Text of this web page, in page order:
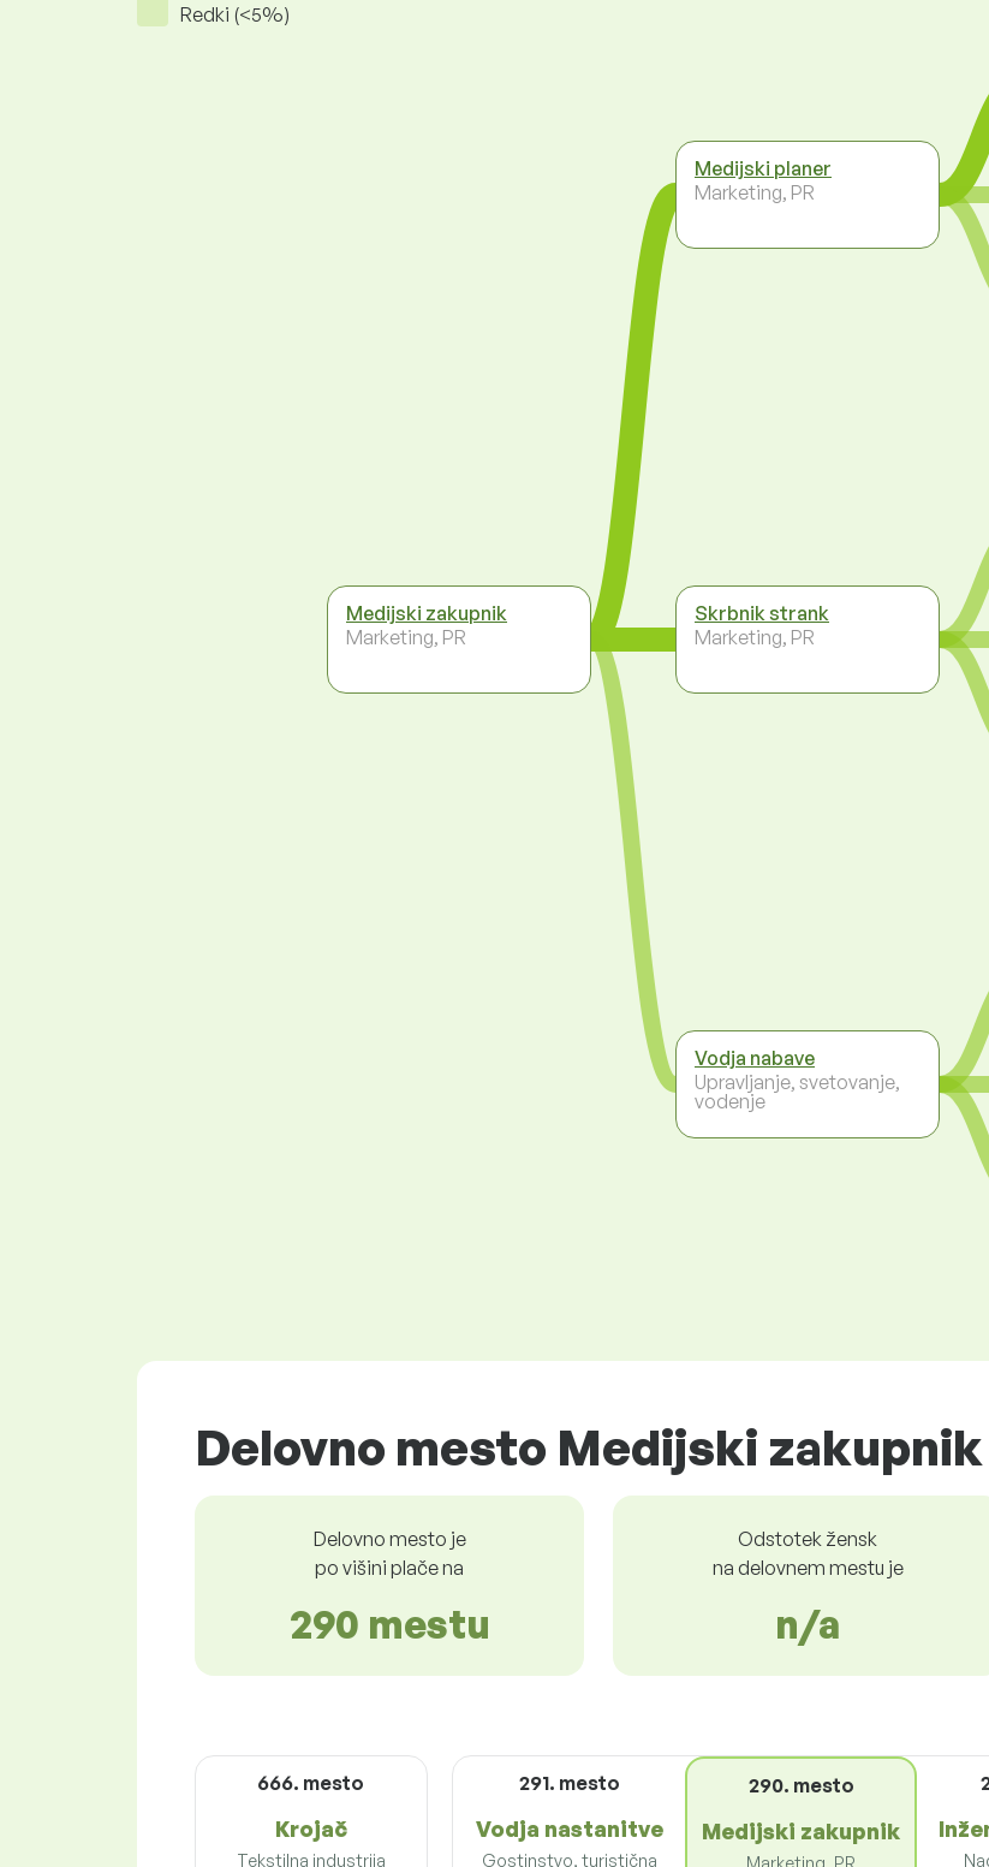
Redki (<5%)
Medijski zakupnik
Marketing, PR
Medijski planer
Marketing, PR
Skrbnik strank
Marketing, PR
Vodja nabave
Upravljanje, svetovanje,
vodenje
Delovno mesto Medijski zakupnik
Delovno mesto je
po višini plače na
290 mestu
Odstotek žensk
na delovnem mestu je
n/a
666. mesto
Krojač
Tekstilna industrija
291. mesto
Vodja nastanitve
Gostinstvo, turistična
290. mesto
Medijski zakupnik
Marketing, PR